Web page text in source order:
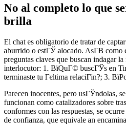
No al completo lo que
brilla
El chat es obligatorio de tratar de
aburrido o estГЎ alocado. AsГ­В­ como
preguntas claves que buscan indagar la
interlocutor: 1. ВїQuГ© buscГЎs en
terminaste tu Гєltima relaciГіn?; 3.
Parecen inocentes, pero usГЎndolas,
funcionan como catalizadores sobre
conformes con las respuestas, se
de confianza, que equivale an